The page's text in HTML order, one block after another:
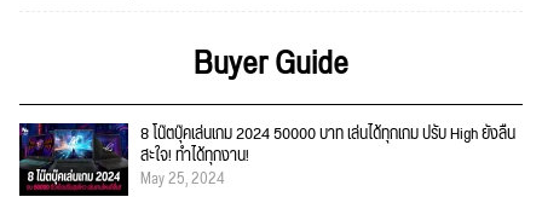
Buyer Guide
8 โน๊ตบุ๊คเล่นเกม 2024 50000 บาท เล่นได้ทุกเกม ปรับ High ยังลื่น
สะใจ! ทำได้ทุกงาน!
May 25, 2024